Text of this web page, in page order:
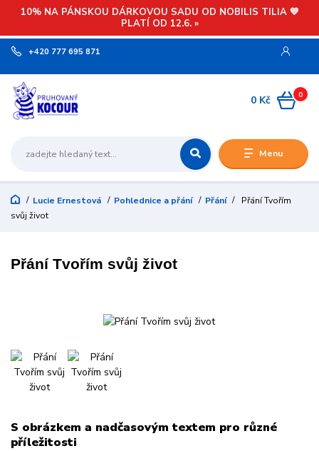
10% NA PÁNSKOU DÁRKOVOU SADU OD NOBILIS TILIA 💙
PLATÍ OD 12.6. »
Menu
+420 777 695 871
0
0 Kč
Lucie Ernestová Pohlednice a přání Přání
Přání Tvořím
svůj život
Přání Tvořím svůj život
S obrázkem a nadčasovým textem pro různé
příležitosti